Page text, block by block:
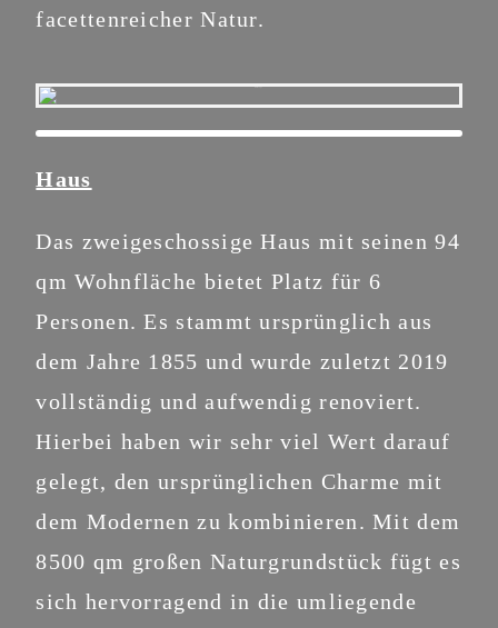
facettenreicher Natur.
Haus
Das zweigeschossige Haus mit seinen 94
qm Wohnfläche bietet Platz für 6
Personen. Es stammt ursprünglich aus
dem Jahre 1855 und wurde zuletzt 2019
vollständig und aufwendig renoviert.
Hierbei haben wir sehr viel Wert darauf
gelegt, den ursprünglichen Charme mit
dem Modernen zu kombinieren. Mit dem
8500 qm großen Naturgrundstück fügt es
sich hervorragend in die umliegende